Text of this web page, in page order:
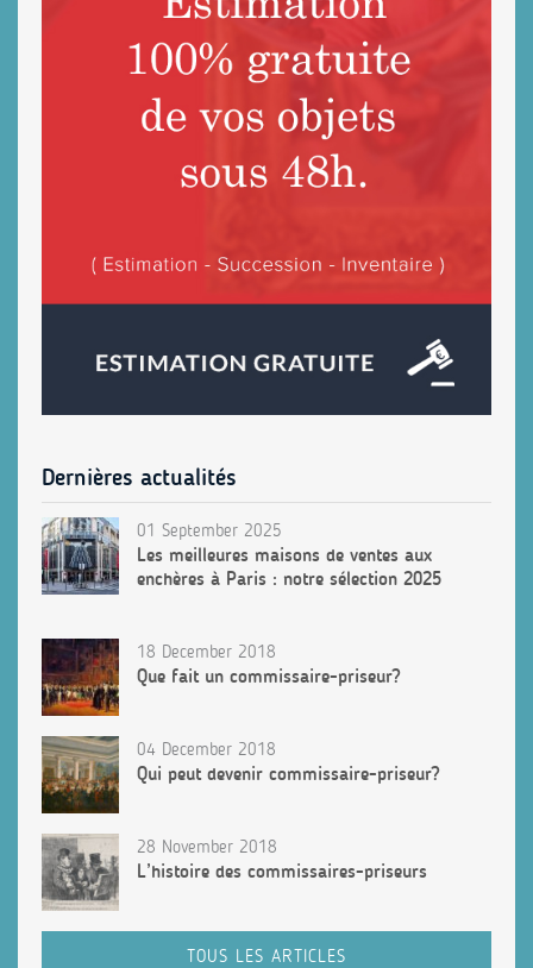
Dernières actualités
01 September 2025
Les meilleures maisons de ventes aux
enchères à Paris : notre sélection 2025
18 December 2018
Que fait un commissaire-priseur?
04 December 2018
Qui peut devenir commissaire-priseur?
28 November 2018
L’histoire des commissaires-priseurs
TOUS LES ARTICLES